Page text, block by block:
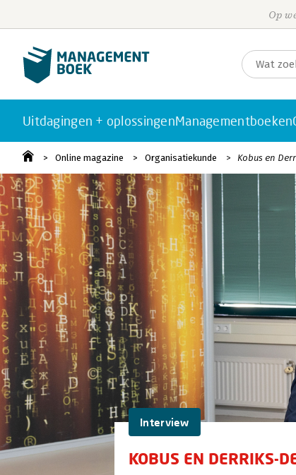
Op
Uitdagingen + oplossingenManagementboeken
Online magazine Organisatiekunde Kobus en
Interview
KOBUS EN DERRIKS-